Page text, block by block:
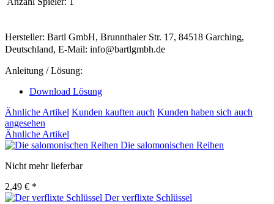
Hersteller: Bartl GmbH, Brunnthaler Str. 17, 84518 Garching,
Deutschland, E-Mail: info@bartlgmbh.de
Anleitung / Lösung:
Download Lösung
Ähnliche Artikel Kunden kauften auch Kunden haben sich auch
angesehen
Ähnliche Artikel
Die salomonischen Reihen
Nicht mehr lieferbar
2,49 € *
Der verflixte Schlüssel